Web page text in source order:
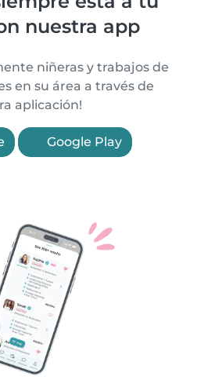
nuestra app
niñeras y trabajos de
en su área a través de
aplicación!
Google Play